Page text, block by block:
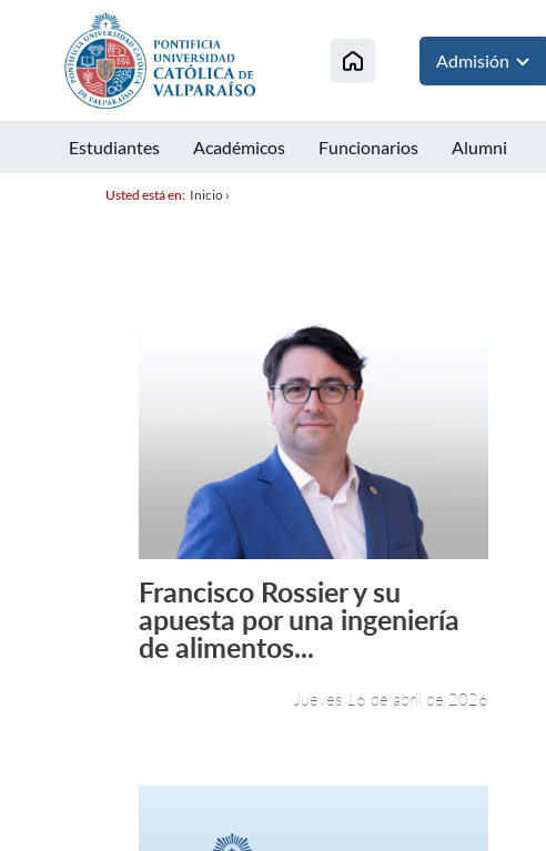
Admisión
Estudiantes Académicos Funcionarios Alumni
Usted está en: Inicio›
Leer más +
Francisco Rossier y su
apuesta por una ingeniería
de alimentos...
Jueves 16 de abril de 2026